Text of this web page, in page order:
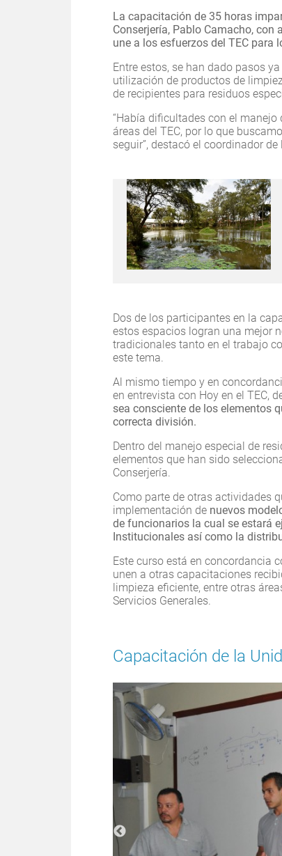
La capacitación de 35 horas
Conserjería, Pablo Camacho, con
une a los esfuerzos del TEC para
Entre estos, se han dado pasos
utilización de productos de
de recipientes para residuos
“Había dificultades con el
áreas del TEC, por lo que
seguir”, destacó el coordinador de
Dos de los participantes en la
estos espacios logran una mejor
tradicionales tanto en el trabajo
este tema.
Al mismo tiempo y en
en entrevista con Hoy en el TEC,
sea consciente de los elementos
correcta división.
Dentro del manejo especial de
elementos que han sido
Conserjería.
Como parte de otras actividades
implementación de nuevos
de funcionarios la cual se estará
Institucionales así como la
Este curso está en concordancia
unen a otras capacitaciones
limpieza eficiente, entre otras
Servicios Generales.
Capacitación de la